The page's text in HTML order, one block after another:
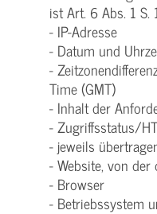
ist Art. 6 Abs. 1 S.
- IP-Adresse
- Datum und
-
Time (GMT)
- Inhalt der
- Zugriffsstatus/
- jeweils
- Website, von
- Browser
- Betriebssystem